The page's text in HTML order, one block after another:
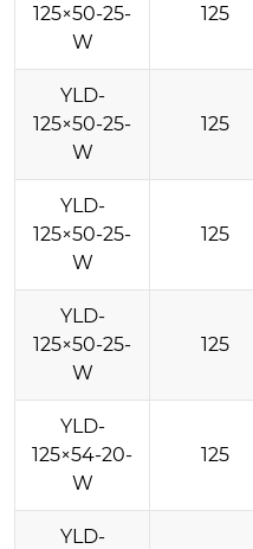
125×50-25-
W
125
YLD-
125×50-25-
W
125
YLD-
125×50-25-
W
125
YLD-
125×50-25-
W
125
YLD-
125×54-20-
W
125
YLD-